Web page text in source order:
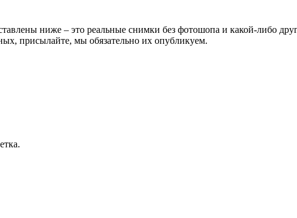
ниже – это реальные снимки без фотошопа и какой-либо
присылайте, мы обязательно их опубликуем.